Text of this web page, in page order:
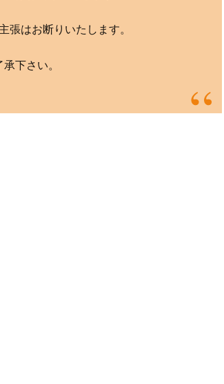
張はお断りいたします。
下さい。